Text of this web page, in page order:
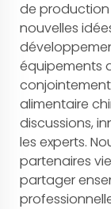
de production
nouvelles
équipements
alimentaire
discussions,
les experts.
partenaires
partager